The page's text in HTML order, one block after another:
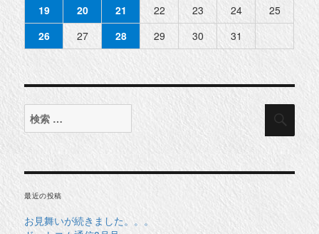
19
20 21 22 23 24
25
26
27 28 29 30 31
検
索
対
象:
最近の投稿
お見舞いが続きました。。。